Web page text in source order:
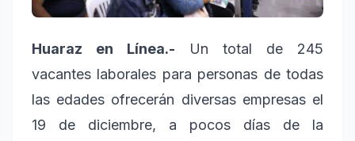
Huaraz en Línea.-
Un total de 245
vacantes laborales para personas de todas
las edades ofrecerán diversas empresas el
19 de diciembre, a pocos días de la